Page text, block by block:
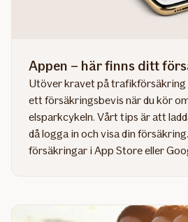
Appen – här finns ditt
Utöver kravet på trafikförsäkring
ett försäkringsbevis när du kör
elsparkcykeln. Vårt tips är att
då logga in och visa din
försäkringar i App Store eller